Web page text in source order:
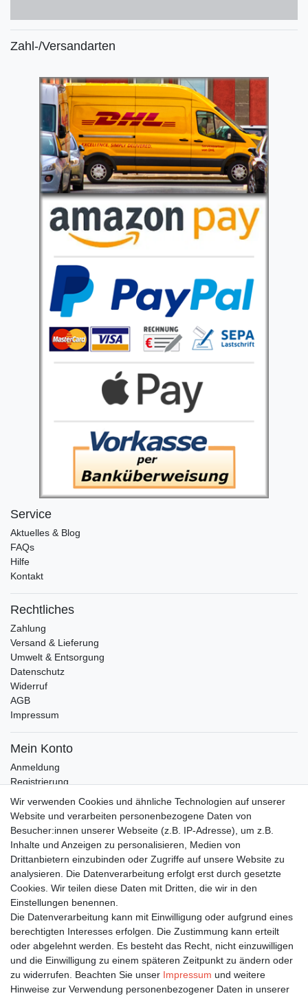
Zahl-/Versandarten
Service
Aktuelles & Blog
FAQs
Hilfe
Kontakt
Rechtliches
Zahlung
Versand & Lieferung
Umwelt & Entsorgung
Datenschutz
Widerruf
AGB
Impressum
Mein Konto
Anmeldung
Registrierung
Wunschliste
Warenkorb
Bleiben Sie auf dem Laufenden ...
E-MAIL **
Newsletter
Honig
Hiermit bestätige ich, dass ich die
Einwilligung kann ich jederzeit widerrufen.**
Abonnieren
** Hierbei handelt es sich um ein Pflichtfeld.
Wir verwenden Cookies und ähnliche Technologien auf unserer
Website und verarbeiten personenbezogene Daten von
Besucher:innen unserer Webseite (z.B. IP-Adresse), um z.B.
Inhalte und Anzeigen zu personalisieren, Medien von
Drittanbietern einzubinden oder Zugriffe auf unsere Website zu
analysieren. Die Datenverarbeitung erfolgt erst durch gesetzte
Cookies. Wir teilen diese Daten mit Dritten, die wir in den
Einstellungen benennen.
Die Datenverarbeitung kann mit Einwilligung oder aufgrund eines
berechtigten Interesses erfolgen. Die Zustimmung kann erteilt
oder abgelehnt werden. Es besteht das Recht, nicht einzuwilligen
und die Einwilligung zu einem späteren Zeitpunkt zu ändern oder
zu widerrufen. Beachten Sie unser Impressum und weitere
Hinweise zur Verwendung personenbezogener Daten in unserer